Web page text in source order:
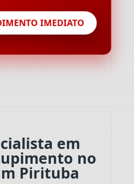
IMEDIATO
em
no
Pirituba